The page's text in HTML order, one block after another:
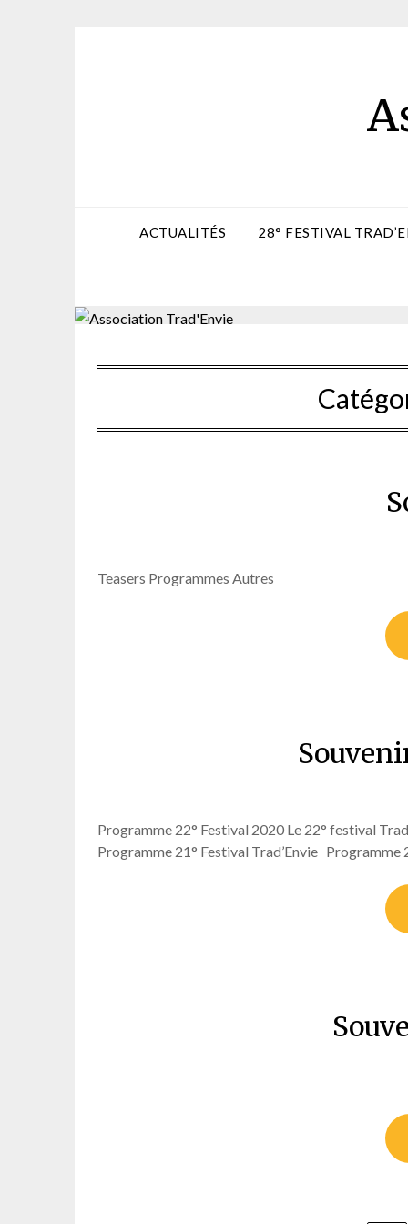
ACTUALITÉS 28° FESTIVAL
Teasers Programmes Autres
Programme 22° Festival 2020 Le 22° festival
Programme 21° Festival Trad’Envie Programme